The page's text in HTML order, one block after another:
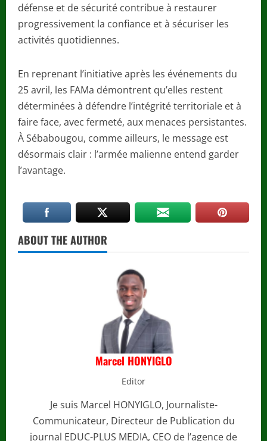
défense et de sécurité contribue à restaurer
progressivement la confiance et à sécuriser les
activités quotidiennes.
En reprenant l’initiative après les événements du
25 avril, les FAMa démontrent qu’elles restent
déterminées à défendre l’intégrité territoriale et à
faire face, avec fermeté, aux menaces persistantes.
À Sébabougou, comme ailleurs, le message est
désormais clair : l’armée malienne entend garder
l’avantage.
ABOUT THE AUTHOR
Marcel HONYIGLO
Editor
Je suis Marcel HONYIGLO, Journaliste-
Communicateur, Directeur de Publication du
journal EDUC-PLUS MEDIA, CEO de l’agence de